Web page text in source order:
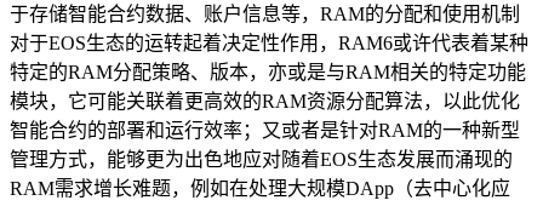
于存储智能合约数据、账户信息等，RAM的分配和使用机制
对于EOS生态的运转起着决定性作用，RAM6或许代表着某种
特定的RAM分配策略、版本，亦或是与RAM相关的特定功能
模块，它可能关联着更高效的RAM资源分配算法，以此优化
智能合约的部署和运行效率；又或者是针对RAM的一种新型
管理方式，能够更为出色地应对随着EOS生态发展而涌现的
RAM需求增长难题，例如在处理大规模DApp（去中心化应